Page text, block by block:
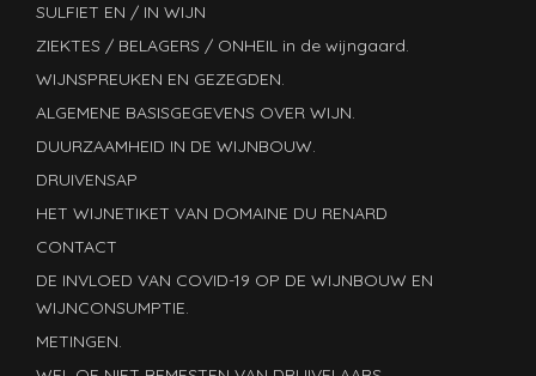
SULFIET EN / IN WIJN
ZIEKTES / BELAGERS / ONHEIL in de wijngaard.
WIJNSPREUKEN EN GEZEGDEN.
ALGEMENE BASISGEGEVENS OVER WIJN.
DUURZAAMHEID IN DE WIJNBOUW.
DRUIVENSAP
HET WIJNETIKET VAN DOMAINE DU RENARD
CONTACT
DE INVLOED VAN COVID-19 OP DE WIJNBOUW EN
WIJNCONSUMPTIE.
METINGEN.